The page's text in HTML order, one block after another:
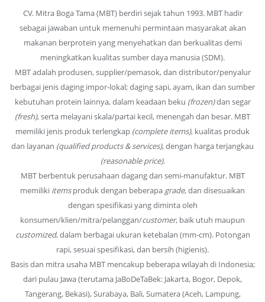
CV. Mitra Boga Tama (MBT) berdiri sejak tahun 1993. MBT hadir
sebagai jawaban untuk memenuhi permintaan masyarakat akan
makanan berprotein yang menyehatkan dan berkualitas demi
meningkatkan kualitas sumber daya manusia (SDM).
MBT adalah produsen, supplier/pemasok, dan distributor/penyalur
berbagai jenis daging impor-lokal; daging sapi, ayam, ikan dan sumber
kebutuhan protein lainnya, dalam keadaan beku (frozen)dan segar
(fresh), serta melayani skala/partai kecil, menengah dan besar. MBT
memiliki jenis produk terlengkap (complete items), kualitas produk
dan layanan (qualified products & services), dengan harga terjangkau
(reasonable price).
MBT berbentuk perusahaan dagang dan semi-manufaktur. MBT
memiliki itemsproduk dengan beberapa grade, dan disesuaikan
dengan spesifikasi yang diminta oleh
konsumen/klien/mitra/pelanggan/customer, baik utuh maupun
customized, dalam berbagai ukuran ketebalan (mm-cm). Potongan
rapi, sesuai spesifikasi, dan bersih (higienis).
Basis dan mitra usaha MBT mencakup beberapa wilayah di Indonesia;
dari pulau Jawa (terutama JaBoDeTaBek: Jakarta, Bogor, Depok,
Tangerang, Bekasi), Surabaya, Bali, Sumatera (Aceh, Lampung,